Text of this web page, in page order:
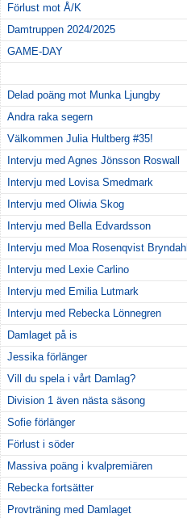
Förlust mot Å/K
Damtruppen 2024/2025
GAME-DAY
Delad poäng mot Munka Ljungby
Andra raka segern
Välkommen Julia Hultberg #35!
Intervju med Agnes Jönsson Roswall
Intervju med Lovisa Smedmark
Intervju med Oliwia Skog
Intervju med Bella Edvardsson
Intervju med Moa Rosenqvist Bryndahl
Intervju med Lexie Carlino
Intervju med Emilia Lutmark
Intervju med Rebecka Lönnegren
Damlaget på is
Jessika förlänger
Vill du spela i vårt Damlag?
Division 1 även nästa säsong
Sofie förlänger
Förlust i söder
Massiva poäng i kvalpremiären
Rebecka fortsätter
Provträning med Damlaget